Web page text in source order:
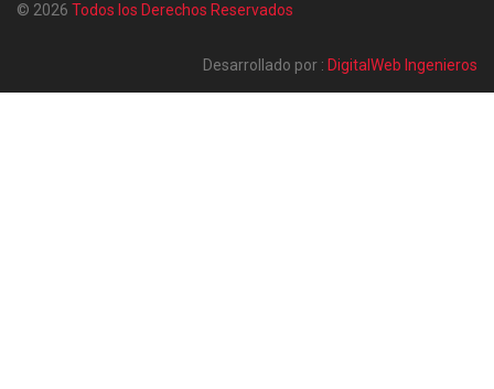
© 2026 Todos los Derechos Reservados
Desarrollado por : DigitalWeb Ingenieros